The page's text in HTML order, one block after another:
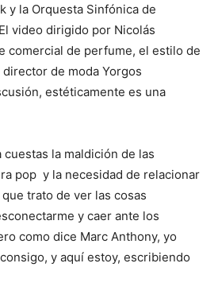
y la Orquesta Sinfónica de
video dirigido por Nicolás
comercial de perfume, el estilo de
de moda Yorgos
estéticamente es una
cuestas la maldición de las
pop y la necesidad de relacionar
trato de ver las cosas
y caer ante los
como dice Marc Anthony, yo
y aquí estoy, escribiendo